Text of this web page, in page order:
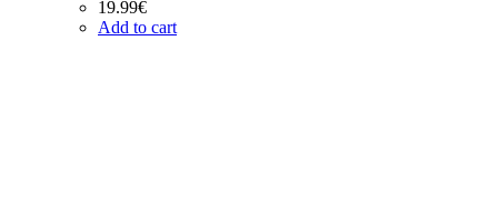
19.99€
Add to cart